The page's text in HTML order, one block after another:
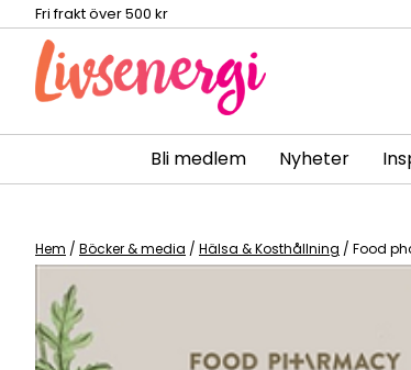
content
Fri frakt över 500 kr
Bli medlem Nyheter
Hem / Böcker & media / Hälsa & Kosthållning / Food